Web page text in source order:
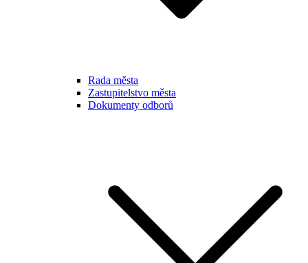
Rada města
Zastupitelstvo města
Dokumenty odborů